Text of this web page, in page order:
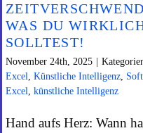
WAS DU
SOLLTEST!
November 24th, 2025
Excel, Künstliche Intelligenz,
Excel, künstliche Intelligenz
Hand aufs Herz: Wann